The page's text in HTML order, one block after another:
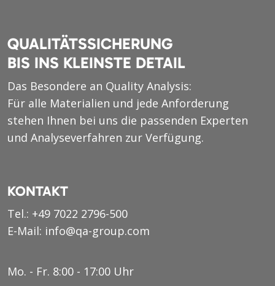
QUALITÄTSSICHERUNG
BIS INS KLEINSTE DETAIL
Das Besondere an Quality Analysis:
Für alle Materialien und jede Anforderung
stehen Ihnen bei uns die passenden Experten
und Analyseverfahren zur Verfügung.
KONTAKT
Tel.: +49 7022 2796-500
E-Mail: info@qa-group.com
Mo. - Fr. 8:00 - 17:00 Uhr